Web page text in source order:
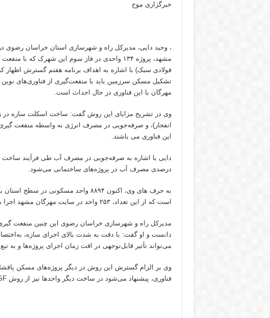
خبرگزاری موج
، وحید دایی، مدیرکل راه و شهرسازی استان خراسان رضوی
مهرگان با این فناوری در حال احداث است.
وی در تشریح مزایای این روش گفت: ساخت اسکلت سازه در زمان
انفجار)، و صرفه‌جویی در مصرف انرژی به واسطه منفعت
این فناوری می باشند.
درصدی مصرف آب در پروژه‌های ساختمانی می‌شود.
به حرف های وی، اکنون ۸۸۹۴ واحد
است که از این تعداد، ۲۵۳ واحد در سایت مهرگان مشهد اجرا می‌شود.
مدیرکل راه و شهرسازی خراسان رضوی این چنین منفعت
دانست و او گفت: با دقت به شدت بالای اجرای سازه،
می‌تواند تأثیر قابل‌توجهی در افت زمان اجرای پروژه‌ها و به
وی بر الزام گسترش این روش در دیگر پروژه‌های مسکن
فناوری، پیشنهاد می‌شود در ساخت دیگر واحدها نیز از روش LSF منفعت گیری شود.